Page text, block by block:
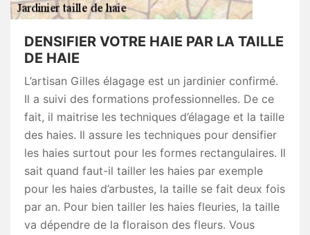
DENSIFIER VOTRE HAIE PAR LA TAILLE
DE HAIE
L’artisan Gilles élagage est un jardinier confirmé.
Il a suivi des formations professionnelles. De ce
fait, il maitrise les techniques d’élagage et la taille
des haies. Il assure les techniques pour densifier
les haies surtout pour les formes rectangulaires. Il
sait quand faut-il tailler les haies par exemple
pour les haies d’arbustes, la taille se fait deux fois
par an. Pour bien tailler les haies fleuries, la taille
va dépendre de la floraison des fleurs. Vous